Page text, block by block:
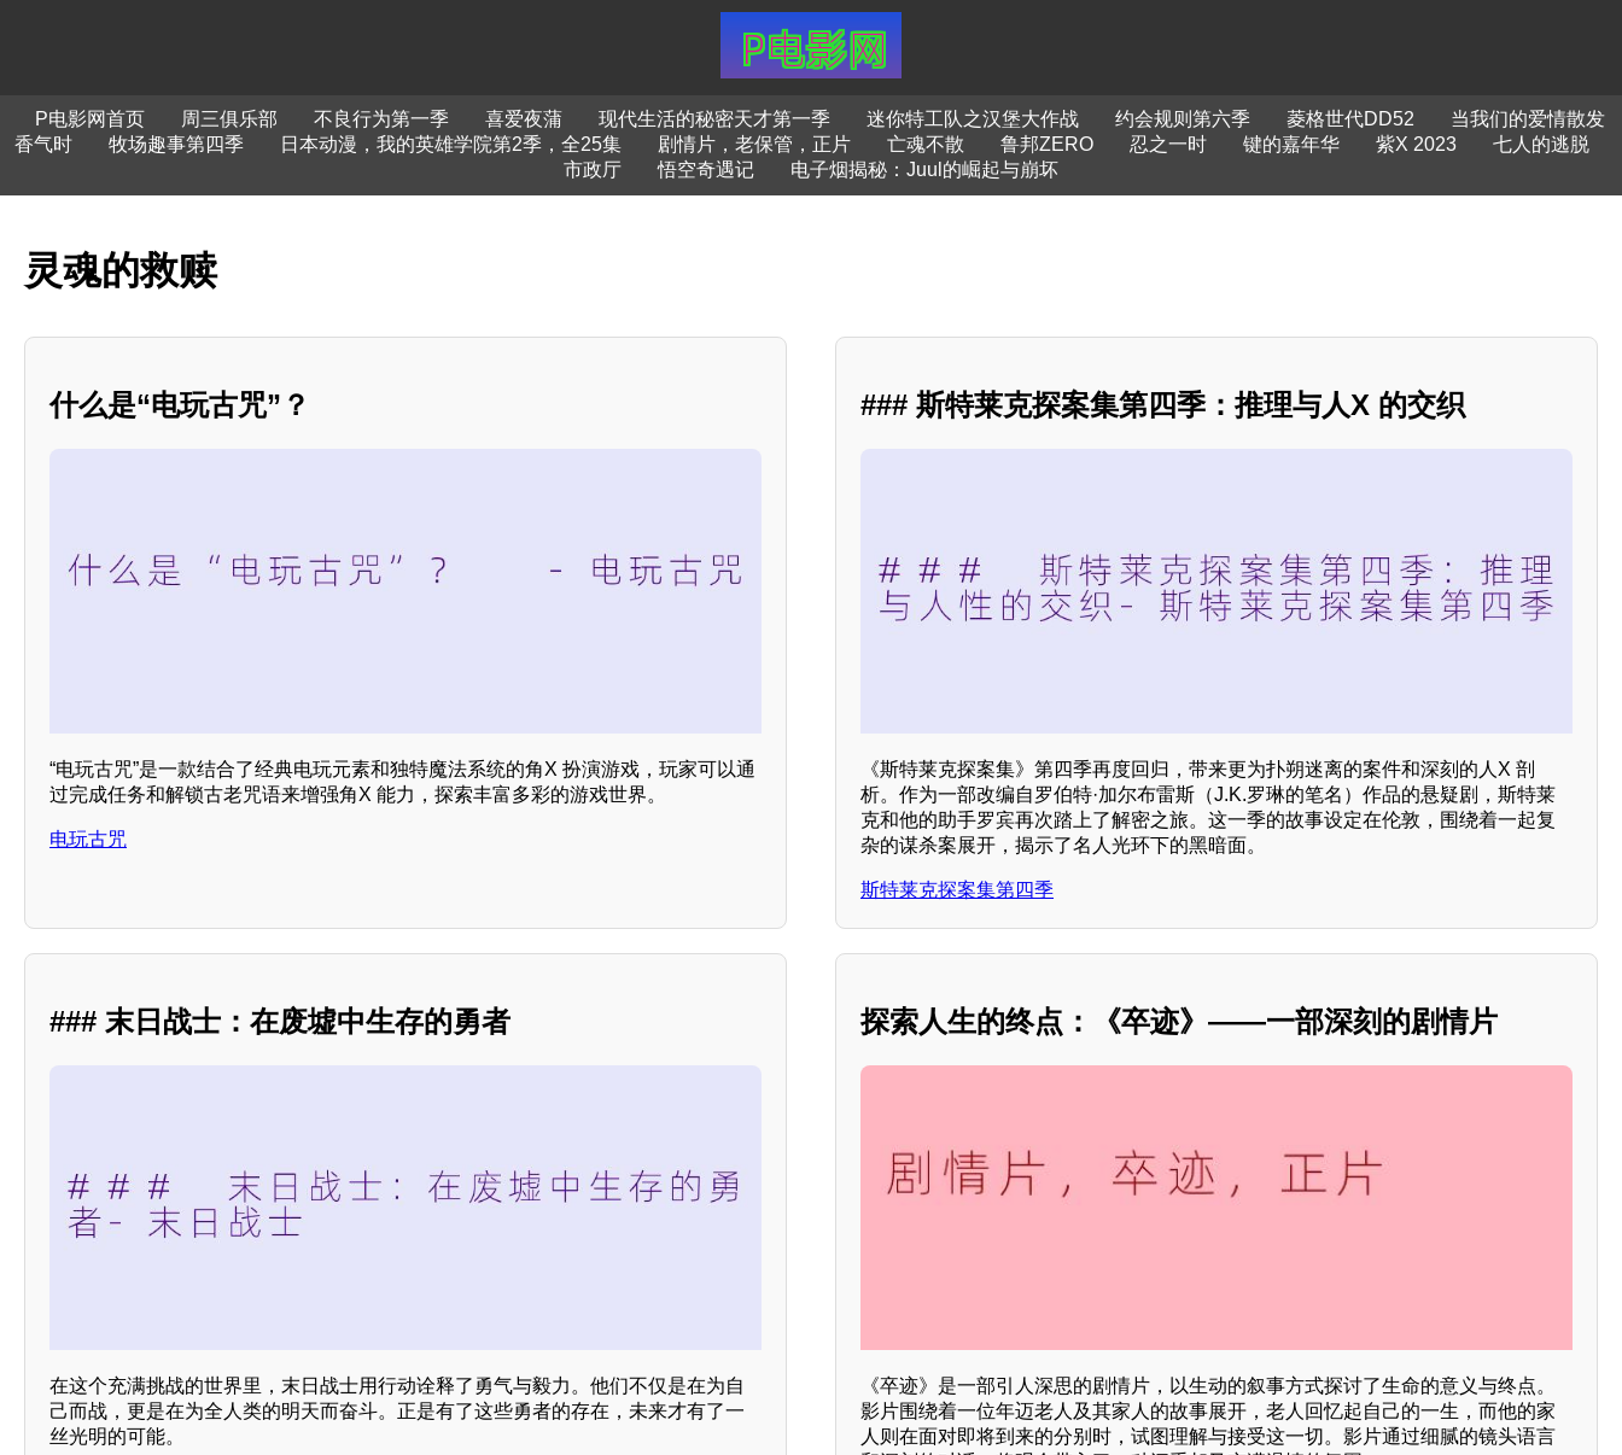
P电影网首页 周三俱乐部 不良行为第一季 喜爱夜蒲 现代生活的秘密天才第一季 迷你特工队之汉堡大作战 约会规则第六季 菱格世代DD52
当我们的爱情散发
香气时
牧场趣事第四季 日本动漫，我的英雄学院第2季，全25集 剧情片，老保管，正片 亡魂不散 鲁邦ZERO 忍之一时 键的嘉年华 紫X 2023
七人的逃脱
市政厅
悟空奇遇记 电子烟揭秘：Juul的崛起与崩坏
灵魂的救赎
什么是“电玩古咒”？
“电玩古咒”是一款结合了经典电玩元素和独特魔法系统的角X 扮演游戏，玩家可以通
过完成任务和解锁古老咒语来增强角X 能力，探索丰富多彩的游戏世界。
电玩古咒
### 斯特莱克探案集第四季：推理与人X 的交织
《斯特莱克探案集》第四季再度回归，带来更为扑朔迷离的案件和深刻的人X 剖
析。作为一部改编自罗伯特·加尔布雷斯（J.K.罗琳的笔名）作品的悬疑剧，斯特莱
克和他的助手罗宾再次踏上了解密之旅。这一季的故事设定在伦敦，围绕着一起复
杂的谋杀案展开，揭示了名人光环下的黑暗面。
斯特莱克探案集第四季
### 末日战士：在废墟中生存的勇者
在这个充满挑战的世界里，末日战士用行动诠释了勇气与毅力。他们不仅是在为自
己而战，更是在为全人类的明天而奋斗。正是有了这些勇者的存在，未来才有了一
丝光明的可能。
探索人生的终点：《卒迹》——一部深刻的剧情片
《卒迹》是一部引人深思的剧情片，以生动的叙事方式探讨了生命的意义与终点。
影片围绕着一位年迈老人及其家人的故事展开，老人回忆起自己的一生，而他的家
人则在面对即将到来的分别时，试图理解与接受这一切。影片通过细腻的镜头语言